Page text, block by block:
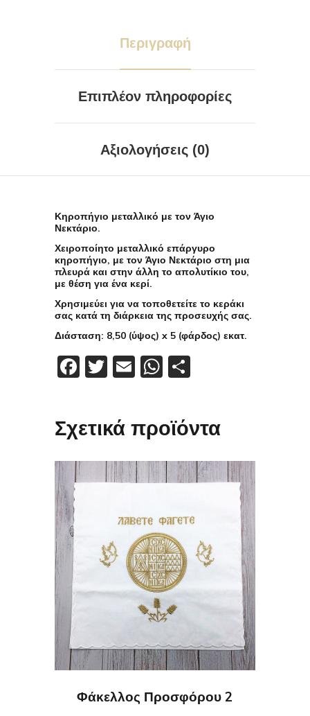
Περιγραφή
Επιπλέον πληροφορίες
Αξιολογήσεις (0)
Κηροπήγιο μεταλλικό με τον Άγιο
Νεκτάριο.
Χειροποίητο μεταλλικό επάργυρο
κηροπήγιο, με τον Άγιο Νεκτάριο στη μια
πλευρά και στην άλλη το απολυτίκιο του,
με θέση για ένα κερί.
Χρησιμεύει για να τοποθετείτε το κεράκι
σας κατά τη διάρκεια της προσευχής σας.
Διάσταση: 8,50 (ύψος) x 5 (φάρδος) εκατ.
Facebook
Twitter
EmailWhatsApp
Σχετικά προϊόντα
Φάκελλος Προσφόρου 2